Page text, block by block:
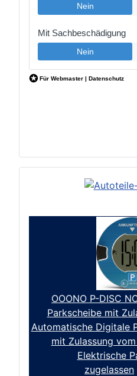
OOONO P-DISC
Parkscheibe mit
Automatische Digitale
mit Zulassung
Elektrische
zugelassen